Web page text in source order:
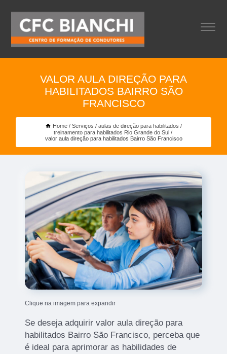
VALOR AULA DIREÇÃO PARA
HABILITADOS BAIRRO SÃO
FRANCISCO
Home Serviços
aulas de direção para habilitados
treinamento para habilitados Rio Grande do Sul
valor aula direção para habilitados Bairro São Francisco
Clique na imagem para expandir
Se deseja adquirir valor aula direção para
habilitados Bairro São Francisco, perceba que
é ideal para aprimorar as habilidades de